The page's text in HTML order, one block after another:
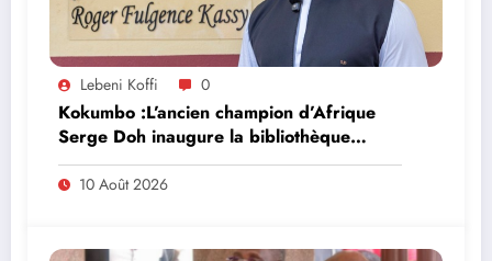
Lebeni Koffi 0
Kokumbo :L’ancien champion d’Afrique
Serge Doh inaugure la bibliothèque
municipale Roger Fulgence Kassy
10 Août 2026